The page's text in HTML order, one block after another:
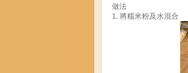
做法
1. 將糯米粉及水混合